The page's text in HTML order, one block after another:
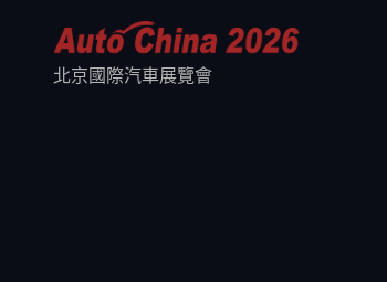
北京國際汽車展覽會